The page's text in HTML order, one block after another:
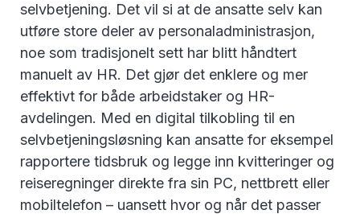
selvbetjening. Det vil si at de ansatte selv kan
utføre store deler av personaladministrasjon,
noe som tradisjonelt sett har blitt håndtert
manuelt av HR. Det gjør det enklere og mer
effektivt for både arbeidstaker og HR-
avdelingen. Med en digital tilkobling til en
selvbetjeningsløsning kan ansatte for eksempel
rapportere tidsbruk og legge inn kvitteringer og
reiseregninger direkte fra sin PC, nettbrett eller
mobiltelefon – uansett hvor og når det passer